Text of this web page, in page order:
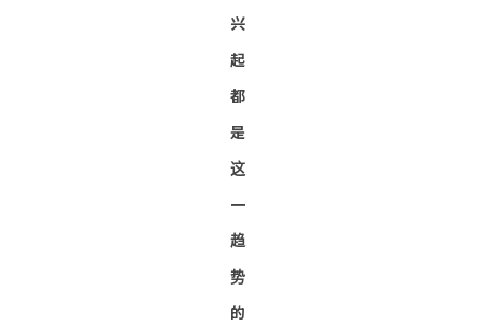
兴
起
都
是
这
一
趋
势
的